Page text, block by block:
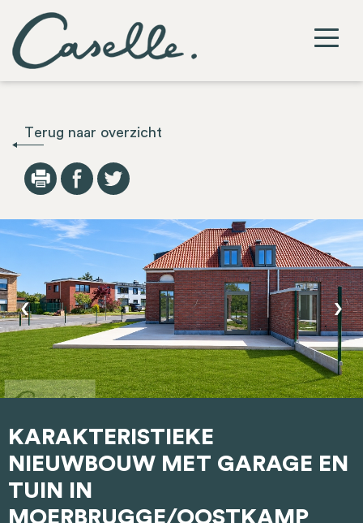
Terug naar overzicht
KARAKTERISTIEKE
NIEUWBOUW MET GARAGE EN
TUIN IN
MOERBRUGGE/OOSTKAMP
‹ ›